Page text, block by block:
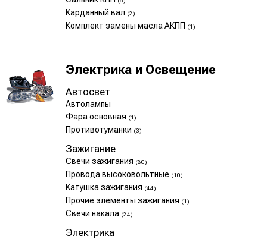
Карданный вал (2)
Комплект замены масла АКПП (1)
Электрика и Освещение
Автосвет
Автолампы
Фара основная (1)
Противотуманки (3)
Зажигание
Свечи зажигания (80)
Провода высоковольтные (10)
Катушка зажигания (44)
Прочие элементы зажигания (1)
Свечи накала (24)
Электрика